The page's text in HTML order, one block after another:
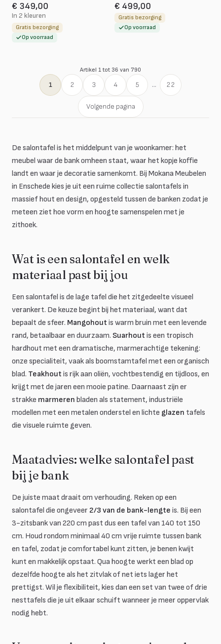
€ 349,00
In 2 kleuren
Gratis bezorging
Op voorraad
€ 499,00
Gratis bezorging
Op voorraad
Artikel 1 tot 36 van 790
1 2 3 4 5 ... 22
Volgende pagina
De salontafel is het middelpunt van je woonkamer: het
meubel waar de bank omheen staat, waar het kopje koffie
landt en waar je decoratie samenkomt. Bij Mokana Meubelen
in Enschede kies je uit een ruime collectie salontafels in
massief hout en design, opgesteld tussen de banken zodat je
meteen ziet hoe vorm en hoogte samenspelen met je
zithoek.
Wat is een salontafel en welk
materiaal past bij jou
Een salontafel is de lage tafel die het zitgedeelte visueel
verankert. De keuze begint bij het materiaal, want dat
bepaalt de sfeer. Mangohout is warm bruin met een levende
rand, betaalbaar en duurzaam. Suarhout is een tropisch
hardhout met een dramatische, marmerachtige tekening:
onze specialiteit, vaak als boomstamtafel met een organisch
blad. Teakhout is rijk aan oliën, vochtbestendig en tijdloos, en
krijgt met de jaren een mooie patine. Daarnaast zijn er
strakke marmeren bladen als statement, industriële
modellen met een metalen onderstel en lichte glazen tafels
die visuele ruimte geven.
Maatadvies: welke salontafel past
bij je bank
De juiste maat draait om verhouding. Reken op een
salontafel die ongeveer 2/3 van de bank-lengte is. Bij een
3-zitsbank van 220 cm past dus een tafel van 140 tot 150
cm. Houd rondom minimaal 40 cm vrije ruimte tussen bank
en tafel, zodat je comfortabel kunt zitten, je benen kwijt
kunt en makkelijk opstaat. Qua hoogte werkt een blad op
dezelfde hoogte als het zitvlak of net iets lager het
prettigst. Wil je flexibiliteit, kies dan een set van twee of drie
nesttafels die je uit elkaar schuift wanneer je meer oppervlak
nodig hebt.